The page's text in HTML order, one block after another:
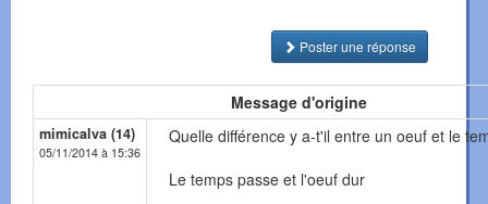
Poster une réponse
Message d'origine
mimicalva (14)
05/11/2014 à 15:36
Quelle différence y a-t'il entre un oeuf et le
Le temps passe et l'oeuf dur